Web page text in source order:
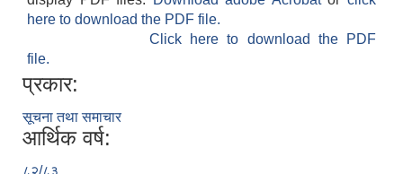
here to download the PDF file.
Click here to download the PDF
file.
प्रकार:
सूचना तथा समाचार
आर्थिक वर्ष: